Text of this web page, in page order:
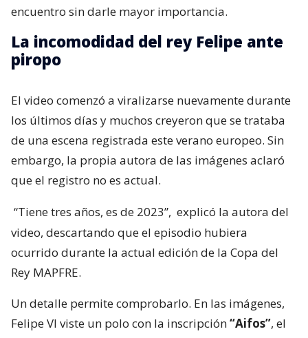
encuentro sin darle mayor importancia.
La incomodidad del rey Felipe ante
piropo
El video comenzó a viralizarse nuevamente durante
los últimos días y muchos creyeron que se trataba
de una escena registrada este verano europeo. Sin
embargo, la propia autora de las imágenes aclaró
que el registro no es actual.
“Tiene tres años, es de 2023”, explicó la autora del
video, descartando que el episodio hubiera
ocurrido durante la actual edición de la Copa del
Rey MAPFRE.
Un detalle permite comprobarlo. En las imágenes,
Felipe VI viste un polo con la inscripción“Aifos”, el